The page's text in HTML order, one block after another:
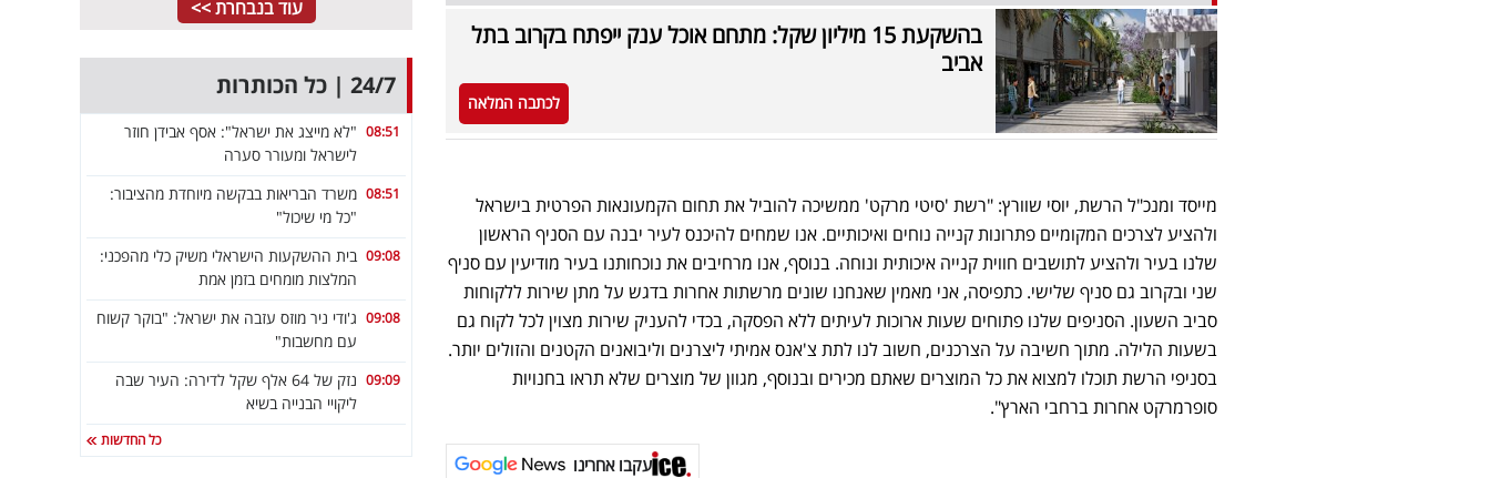
בהשקעת 15 מיליון שקל: מתחם אוכל ענק ייפתח בקרוב בתל
אביב
לכתבה המלאה
מייסד ומנכ"ל הרשת, יוסי שוורץ: "רשת 'סיטי מרקט' ממשיכה להוביל את תחום הקמעונאות הפרטית בישראל
ולהציע לצרכים המקומיים פתרונות קנייה נוחים ואיכותיים. אנו שמחים להיכנס לעיר יבנה עם הסניף הראשון
שלנו בעיר ולהציע לתושבים חווית קנייה איכותית ונוחה. בנוסף, אנו מרחיבים את נוכחותנו בעיר מודיעין עם סניף
שני ובקרוב גם סניף שלישי. כתפיסה, אני מאמין שאנחנו שונים מרשתות אחרות בדגש על מתן שירות ללקוחות
סביב השעון. הסניפים שלנו פתוחים שעות ארוכות לעיתים ללא הפסקה, בכדי להעניק שירות מצוין לכל לקוח גם
בשעות הלילה. מתוך חשיבה על הצרכנים, חשוב לנו לתת צ'אנס אמיתי ליצרנים וליבואנים הקטנים והזולים יותר.
בסניפי הרשת תוכלו למצוא את כל המוצרים שאתם מכירים ובנוסף, מגוון של מוצרים שלא תראו בחנויות
סופרמרקט אחרות ברחבי הארץ".
עקבו אחרינו
עוד בנבחרת >>
24/7 | כל הכותרות
08:51 "לא מייצג את ישראל": אסף אבידן חוזר
לישראל ומעורר סערה
08:51 משרד הבריאות בבקשה מיוחדת מהציבור:
"כל מי שיכול"
09:08 בית ההשקעות הישראלי משיק כלי מהפכני:
המלצות מומחים בזמן אמת
09:08 ג'ודי ניר מוזס עזבה את ישראל: "בוקר קשוח
עם מחשבות"
09:09
נזק של 64 אלף שקל לדירה: העיר שבה
ליקויי הבנייה בשיא
כל החדשות